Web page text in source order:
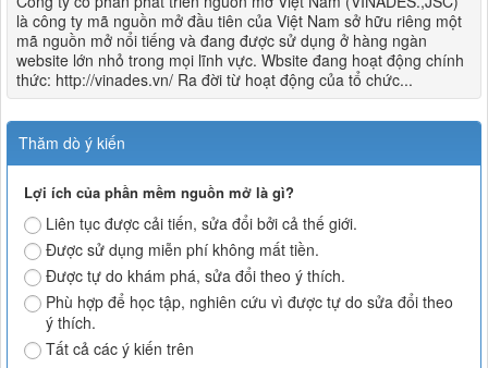
là công ty mã nguồn mở đầu tiên của Việt Nam sở hữu riêng một
mã nguồn mở nổi tiếng và đang được sử dụng ở hàng ngàn
website lớn nhỏ trong mọi lĩnh vực. Wbsite đang hoạt động chính
thức: http://vinades.vn/ Ra đời từ hoạt động của tổ chức...
Thăm dò ý kiến
Lợi ích của phần mềm nguồn mở là gì?
Liên tục được cải tiến, sửa đổi bởi cả thế giới.
Được sử dụng miễn phí không mất tiền.
Được tự do khám phá, sửa đổi theo ý thích.
Phù hợp để học tập, nghiên cứu vì được tự do sửa đổi theo
ý thích.
Tất cả các ý kiến trên